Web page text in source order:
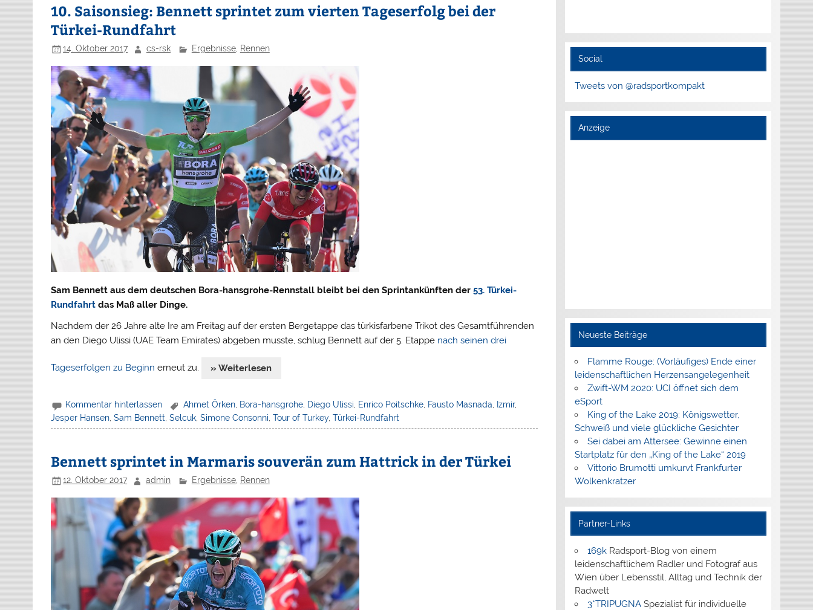
10. Saisonsieg: Bennett sprintet zum vierten Tageserfolg bei der
Türkei-Rundfahrt
14. Oktober 2017 cs-rsk Ergebnisse, Rennen
Sam Bennett aus dem deutschen Bora-hansgrohe-Rennstall bleibt bei den Sprintankünften der53. Türkei-
Rundfahrt das Maß aller Dinge.
Nachdem der 26 Jahre alte Ire am Freitag auf der ersten Bergetappe das türkisfarbene Trikot des Gesamtführenden
an den Diego Ulissi (UAE Team Emirates) abgeben musste, schlug Bennett auf der 5. Etappe nach seinen drei
Tageserfolgen zu Beginn erneut zu. » Weiterlesen
Kommentar hinterlassen Ahmet Örken, Bora-hansgrohe, Diego Ulissi, Enrico Poitschke, Fausto Masnada, Izmir,
Jesper Hansen ,Sam Bennett ,Selcuk ,Simone Consonni ,Tour of Turkey,Türkei-Rundfahrt
Bennett sprintet in Marmaris souverän zum Hattrick in der Türkei
12. Oktober 2017 admin Ergebnisse, Rennen
Social
Tweets von @radsportkompakt
Anzeige
Neueste Beiträge
Flamme Rouge: (Vorläufiges) Ende einer
leidenschaftlichen Herzensangelegenheit
Zwift-WM 2020: UCI öffnet sich dem
eSport
King of the Lake 2019: Königswetter,
Schweiß und viele glückliche Gesichter
Sei dabei am Attersee: Gewinne einen
Startplatz für den „King of the Lake“ 2019
Vittorio Brumotti umkurvt Frankfurter
Wolkenkratzer
Partner-Links
169kRadsport-Blog von einem
leidenschaftlichem Radler und Fotograf aus
Wien über Lebensstil, Alltag und Technik der
Radwelt
3*TRIPUGNASpezialist für individuelle